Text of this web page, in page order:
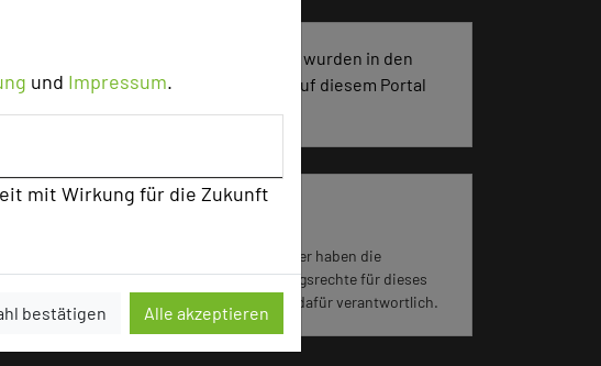
und Impressum.
mit Wirkung für die Zukunft
Auswahl bestätigen Alle akzeptieren
598 Seiten dieses Hotels wurden in den
vergangenen 30 Tagen auf diesem Portal
aufgerufen.
Impressum zum Hotel
Für die Verwendung der Bilder haben die
jeweiligen Hotels die Nutzungsrechte für dieses
Portal eingeräumt und sind dafür verantwortlich.